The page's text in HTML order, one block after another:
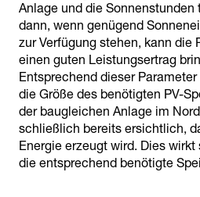
Anlage und die
dann, wenn genügend
zur Verfügung stehen, kann die
einen guten Leistungsertrag
Entsprechend dieser
die Größe des benötigten PV-
der baugleichen Anlage im
schließlich bereits ersichtlich,
Energie erzeugt wird. Dies
die entsprechend benötigte